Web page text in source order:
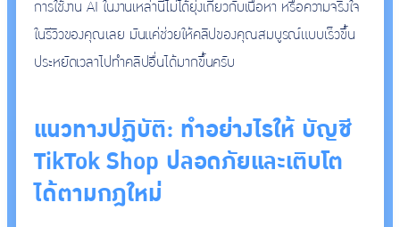
การใช้งาน AI ในงานเหล่านี้ไม่ได้ยุ่งเกี่ยวกับเนื้อหา หรือความจริงใจ
ในรีวิวของคุณเลย มันแค่ช่วยให้คลิปของคุณสมบูรณ์แบบเร็วขึ้น
ประหยัดเวลาไปทำคลิปอื่นได้มากขึ้นครับ
แนวทางปฏิบัติ: ทำอย่างไรให้ บัญชี
TikTok Shop ปลอดภัยและเติบโต
ได้ตามกฎใหม่